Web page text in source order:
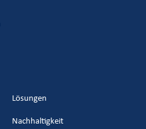
Lösungen
Nachhaltigkeit